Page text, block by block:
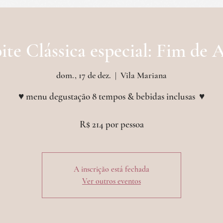
Clássica especial: Fim de
dom., 17 de dez.
  |
Vila Mariana
♥ menu degustação 8 tempos & bebidas inclusas ︎ ♥
R$ 214 por pessoa
A inscrição está fechada
Ver outros eventos